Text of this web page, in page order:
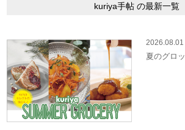
kuriya手帖 の最新一覧
2026.08.01
夏のグロ